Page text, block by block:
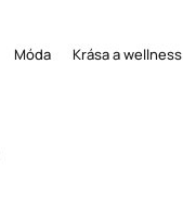
Móda Krása a wellness